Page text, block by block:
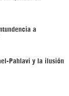
a
Pahlavi y la ilusión